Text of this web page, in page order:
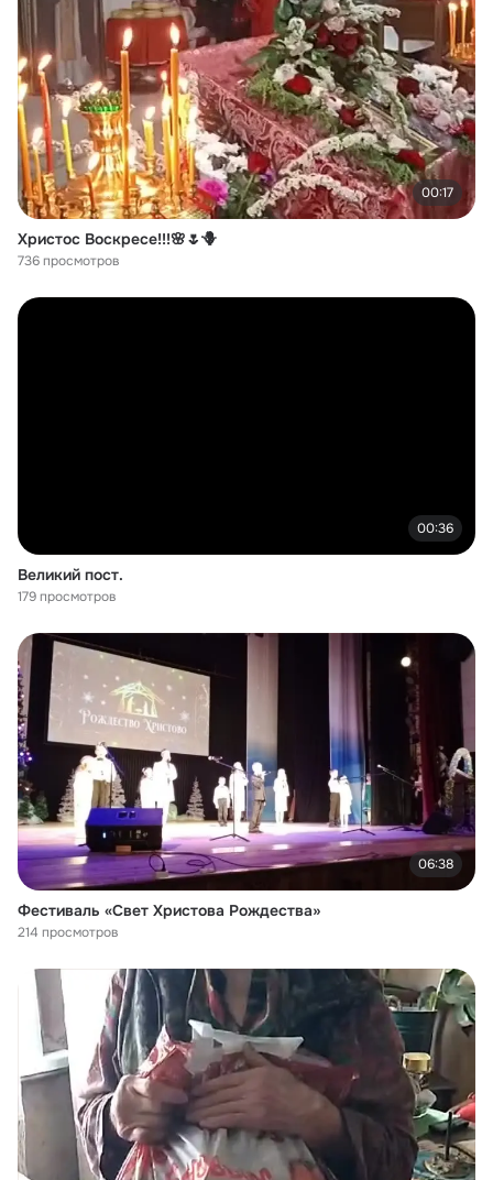
00:17
Христос Воскресе!!!🌸🌷🪻
736 просмотров
00:36
Великий пост.
179 просмотров
06:38
Фестиваль «Свет Христова Рождества»
214 просмотров